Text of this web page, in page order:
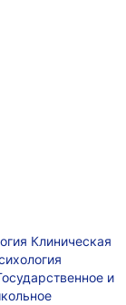
Клиническая
и